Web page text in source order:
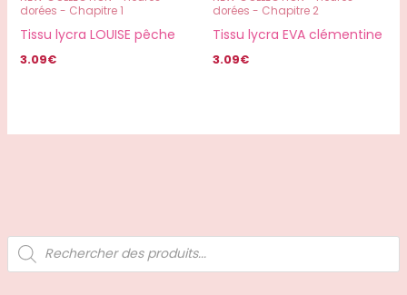
R
c
dorées - Chapitre 1
Tissu lycra LOUISE pêche
3.09€
dorées - Chapitre 2
Tissu lycra EVA clémentine
3.09€